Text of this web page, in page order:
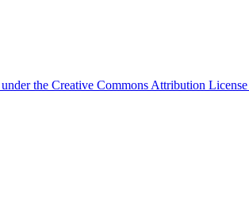
the Creative Commons Attribution